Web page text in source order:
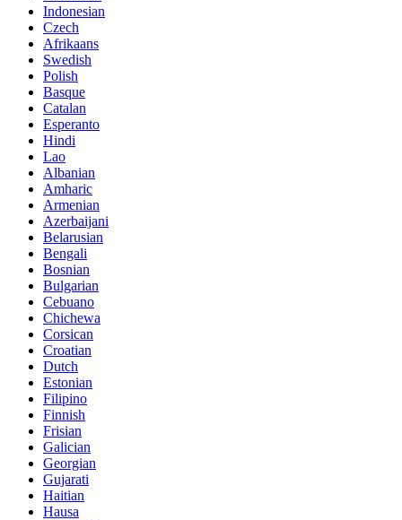
Indonesian
Czech
Afrikaans
Swedish
Polish
Basque
Catalan
Esperanto
Hindi
Lao
Albanian
Amharic
Armenian
Azerbaijani
Belarusian
Bengali
Bosnian
Bulgarian
Cebuano
Chichewa
Corsican
Croatian
Dutch
Estonian
Filipino
Finnish
Frisian
Galician
Georgian
Gujarati
Haitian
Hausa